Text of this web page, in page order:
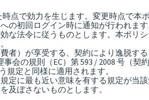
点で効力を生じます。変更時点で本
初回ログイン時に通知が行われます
な法令に従うものとします。本ポリ
者）が享受する、契約により逸脱す
会の規則（EC）第 593 / 2008 号（契
定と同様に適用されます。
定に最も近い意味を有する規定が当
及ぼさないものとします。